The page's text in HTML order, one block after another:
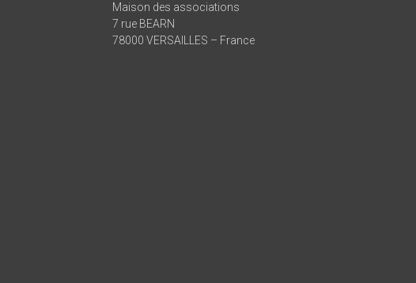
Maison des associations
7 rue BEARN
78000 VERSAILLES – France